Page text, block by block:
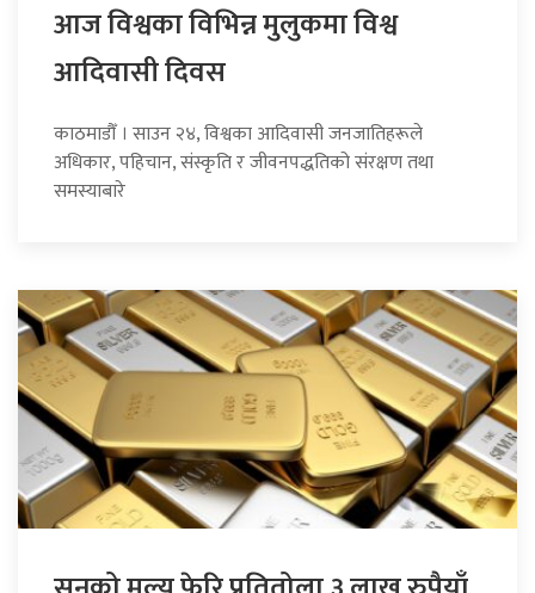
आज विश्वका विभिन्न मुलुकमा विश्व
आदिवासी दिवस
काठमाडौँ । साउन २४, विश्वका आदिवासी जनजातिहरूले
अधिकार, पहिचान, संस्कृति र जीवनपद्धतिको संरक्षण तथा
समस्याबारे